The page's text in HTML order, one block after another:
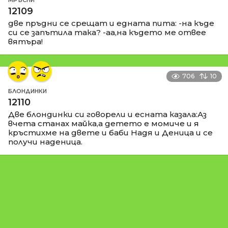
12109
две пръдни се срещат и едната пита: -на къде
си се запътила така? -аа,на където ме отвее
вятъра!
706 10
БЛОНДИНКИ
12110
Две блондинки си говорели и есната казала:Аз
вчета станах майка,а детето е момиче и я
кръстихме на двете и баби Надя и Деница и се
получи наденица.